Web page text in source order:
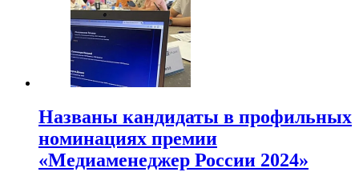
Названы кандидаты в профильных
номинациях премии
«Медиаменеджер России 2024»